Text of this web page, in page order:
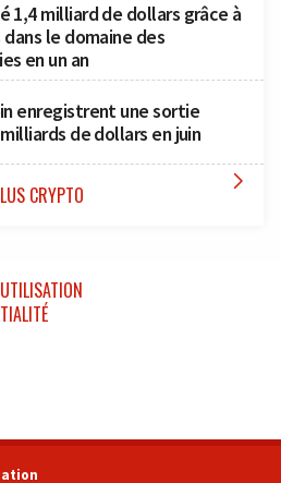
1,4 milliard de dollars grâce à
le domaine des
en un an
enregistrent une sortie
de dollars en juin
CRYPTO 